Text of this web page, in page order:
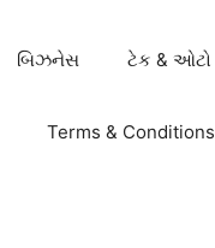
બિઝનેસ ટેક & ઓટો
Terms & Conditions